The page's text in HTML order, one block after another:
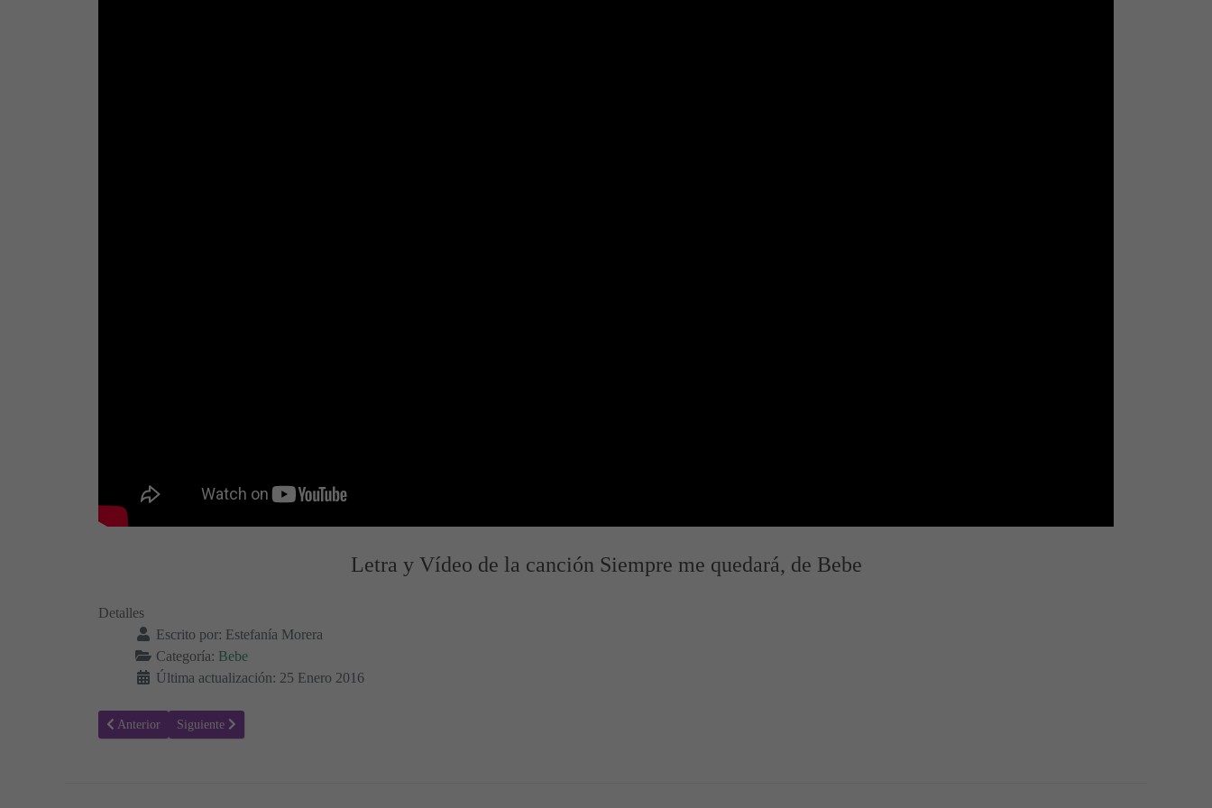
Letra y Vídeo de la canción Siempre me quedará, de Bebe
Detalles
Escrito por: Estefanía Morera
Categoría: Bebe
Última actualización: 25 Enero 2016
Artículo anterior: Tu Silencio - Bebe, Letra y Vídeo de la Canción
Anterior Artículo siguiente: Me Fui - Bebe, Letra y Vídeo de la Canción
Siguiente